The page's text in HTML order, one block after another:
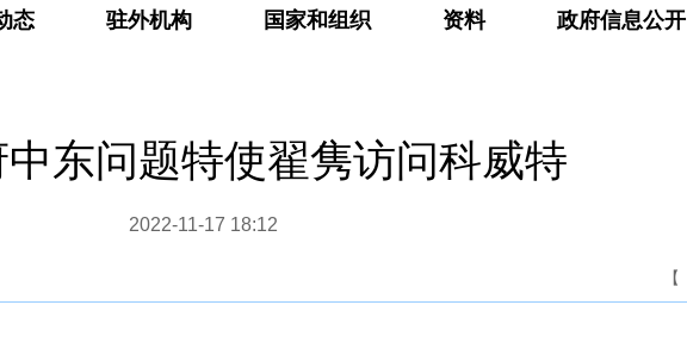
态 驻外机构 国家和组织 资料 政府信息公开
东问题特使翟隽访问科威特
2022-11-17 18:12
【